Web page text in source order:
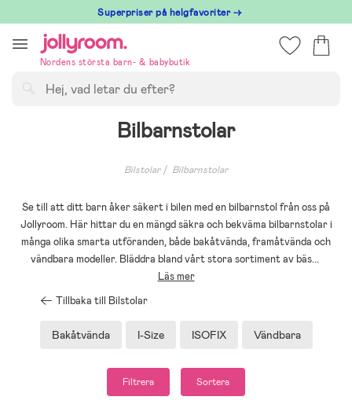
till
innehållet
Superpriser på helgfavoriter →
Nordens största barn- & babybutik
Bilbarnstolar
Bilstolar Bilbarnstolar
Se till att ditt barn åker säkert i bilen med en bilbarnstol från oss på
Jollyroom. Här hittar du en mängd säkra och bekväma bilbarnstolar i
många olika smarta utföranden, både bakåtvända, framåtvända och
vändbara modeller. Bläddra bland vårt stora sortiment av bäs...
Läs mer
Tillbaka till Bilstolar
Bakåtvända I-Size ISOFIX Vändbara
Filtrera Sortera